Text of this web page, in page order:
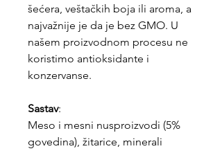
šećera, veštačkih boja ili aroma, a
najvažnije je da je bez GMO. U
našem proizvodnom procesu ne
koristimo antioksidante i
konzervanse.
Sastav:
Meso i mesni nusproizvodi (5%
govedina), žitarice, minerali